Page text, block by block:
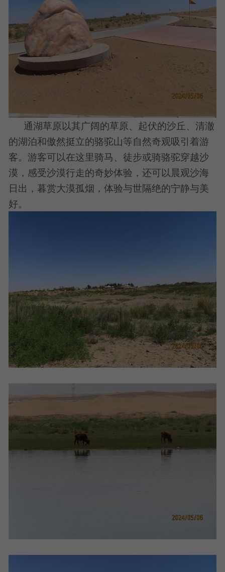
通湖草原以其广阔的草原、起伏的沙丘、清澈
的湖泊和傲然挺立的骆驼山等自然奇观吸引着游
客。游客可以在这里骑马、徒步或骑骆驼穿越沙
漠，感受沙漠行走的奇妙体验，还可以晨观沙海
日出，暮赏大漠孤烟，体验与世隔绝的宁静与美
好。